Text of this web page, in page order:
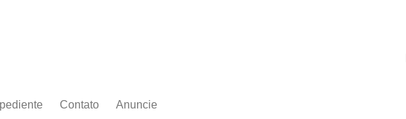
Contato Anuncie